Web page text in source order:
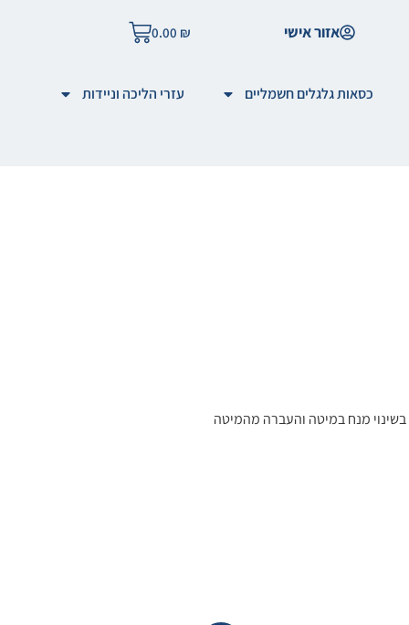
אזור אישי 0.00 ₪
כסאות גלגלים חשמליים עזרי הליכה וניידות
מנח במיטה והעברה מהמיטה